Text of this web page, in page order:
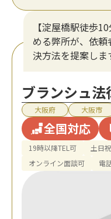
【淀屋橋駅徒歩
める弊所が、依
決方法を提案しま
ブランシュ
大阪府 大阪市
全国対応
19時以降TEL可 土日
オンライン面談可
電